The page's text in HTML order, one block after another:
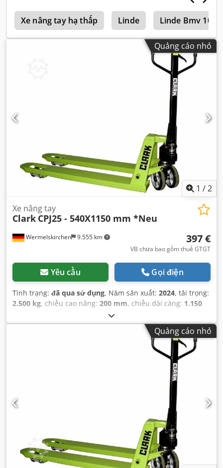
Xe nâng tay hạ thấp Linde Linde Bmv 105
Quảng cáo nhỏ
1 /2
Wermelskirchen 9.555 km
Xe nâng tay
Clark CPJ25 - 540X1150 mm *Neu
397 €
VB chưa bao gồm thuế GTGT
Yêu cầu Gọi điện
Tình trạng: đã qua sử dụng, Năm sản xuất: 2024, tải trọng:
2.500 kg, chiều cao nâng: 200 mm, chiều dài càng: 1.150
Handbetrieb
Quảng cáo nhỏ